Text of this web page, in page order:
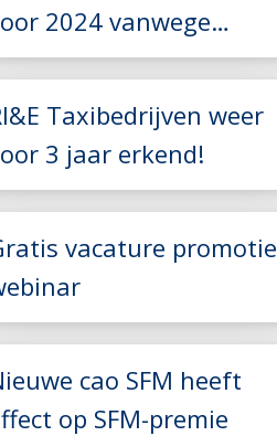
2024 vanwege
berekening
Taxibedrijven weer
3 jaar erkend!
Lees meer
vacature promotie
cao SFM heeft
op SFM-premie